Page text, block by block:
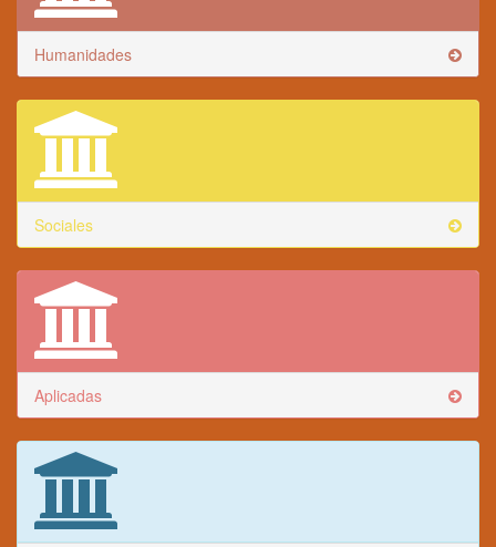
Humanidades
Sociales
Aplicadas